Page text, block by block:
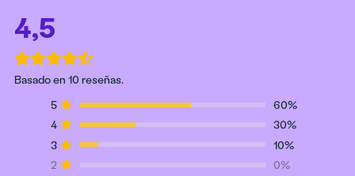
4,5
Basado en 10 reseñas.
5
60%
4
30%
3
10%
2
0%